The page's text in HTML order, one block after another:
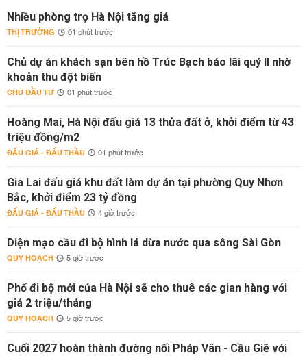
Nhiều phòng trọ Hà Nội tăng giá
THỊ TRƯỜNG 01 phút trước
Chủ dự án khách sạn bên hồ Trúc Bạch báo lãi quý II nhờ
khoản thu đột biến
CHỦ ĐẦU TƯ 01 phút trước
Hoàng Mai, Hà Nội đấu giá 13 thửa đất ở, khởi điểm từ 43
triệu đồng/m2
ĐẤU GIÁ - ĐẤU THẦU 01 phút trước
Gia Lai đấu giá khu đất làm dự án tại phường Quy Nhơn
Bắc, khởi điểm 23 tỷ đồng
ĐẤU GIÁ - ĐẤU THẦU 4 giờ trước
Diện mạo cầu đi bộ hình lá dừa nước qua sông Sài Gòn
QUY HOẠCH 5 giờ trước
Phố đi bộ mới của Hà Nội sẽ cho thuê các gian hàng với
giá 2 triệu/tháng
QUY HOẠCH 5 giờ trước
Cuối 2027 hoàn thành đường nối Pháp Vân - Cầu Giẽ với